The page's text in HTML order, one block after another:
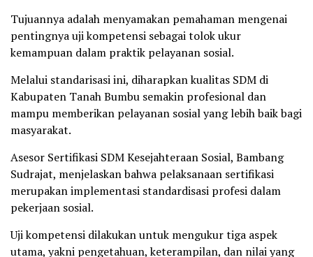
Tujuannya adalah menyamakan pemahaman mengenai
pentingnya uji kompetensi sebagai tolok ukur
kemampuan dalam praktik pelayanan sosial.
Melalui standarisasi ini, diharapkan kualitas SDM di
Kabupaten Tanah Bumbu semakin profesional dan
mampu memberikan pelayanan sosial yang lebih baik bagi
masyarakat.
Asesor Sertifikasi SDM Kesejahteraan Sosial, Bambang
Sudrajat, menjelaskan bahwa pelaksanaan sertifikasi
merupakan implementasi standardisasi profesi dalam
pekerjaan sosial.
Uji kompetensi dilakukan untuk mengukur tiga aspek
utama, yakni pengetahuan, keterampilan, dan nilai yang